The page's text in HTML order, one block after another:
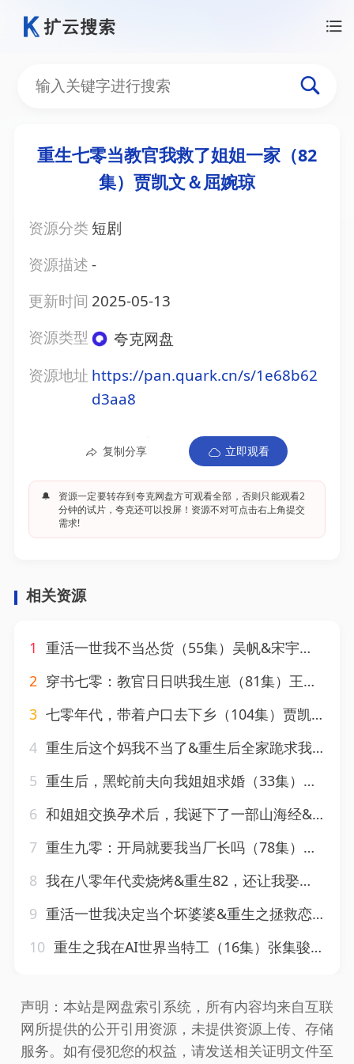
重生七零当教官我救了姐姐一家（82
集）贾凯文＆屈婉琼
资源分类 短剧
资源描述-
更新时间 2025-05-13
资源类型
夸克网盘
资源地址 https://pan.quark.cn/s/1e68b62
d3aa8
复制分享 立即观看
🔔
资源一定要转存到夸克网盘方可观看全部，否则只能观看2
分钟的试片，夸克还可以投屏！资源不对可点击右上角提交
需求!
相关资源
1 重活一世我不当怂货（55集）吴帆&宋宇欣&贾予乐
2 穿书七零：教官日日哄我生崽（81集）王晨鹏＆刘美娜
3 七零年代，带着户口去下乡（104集）贾凯文＆邰靖懿
4 重生后这个妈我不当了&重生后全家跪求我回家（57集）胡璇璇
5 重生后，黑蛇前夫向我姐姐求婚（33集）张予湉
6 和姐姐交换孕术后，我诞下了一部山海经&重生后好孕莲打脸心机长姐（45集）杜培源&岳雨婷
7 重生九零：开局就要我当厂长吗（78集）余茵&左铭
8 我在八零年代卖烧烤&重生82，还让我娶姐姐，疯了吧（67集）
9 重活一世我决定当个坏婆婆&重生之拯救恋爱脑儿子（51集）
10 重生之我在AI世界当特工（16集）张集骏&王格格
声明：本站是网盘索引系统，所有内容均来自互联
网所提供的公开引用资源，未提供资源上传、存储
服务。如有侵犯您的权益，请发送相关证明文件至